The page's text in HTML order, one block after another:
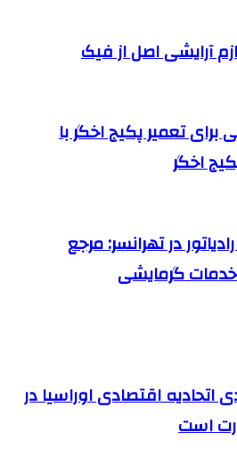
آرایشی اصل از فیک
تعمیر پکیج اخگر با
اخگر
در تهرانسر: مرجع
گرمایشی
اتحادیه اقتصادی اوراسیا در
است